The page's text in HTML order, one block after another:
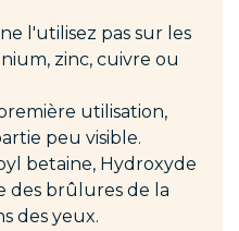
l'utilisez pas sur les
zinc, cuivre ou
utilisation,
peu visible.
betaine, Hydroxyde
des brûlures de la
des yeux.